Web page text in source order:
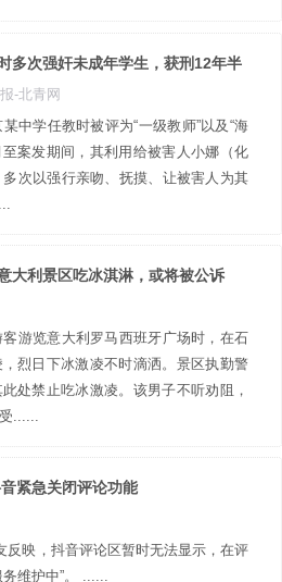
多次强奸未成年学生，获刑12年半
-北青网
中学任教时被评为“一级教师”以及“海
案发期间，其利用给被害人小娜（化
次以强行亲吻、抚摸、让被害人为其
大利景区吃冰淇淋，或将被公诉
游览意大利罗马西班牙广场时，在石
烈日下冰激凌不时滴洒。景区执勤警
处禁止吃冰激凌。该男子不听劝阻，
......
紧急关闭评论功能
反映，抖音评论区暂时无法显示，在评
维护中”。 ......